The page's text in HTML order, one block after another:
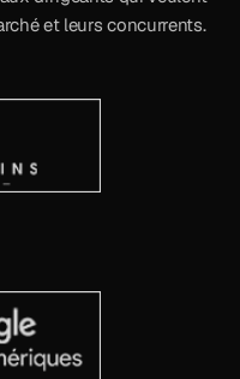
et leurs concurrents.